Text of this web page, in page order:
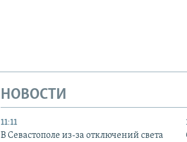
НОВОСТИ
11:11
В Севастополе из-за отключений света